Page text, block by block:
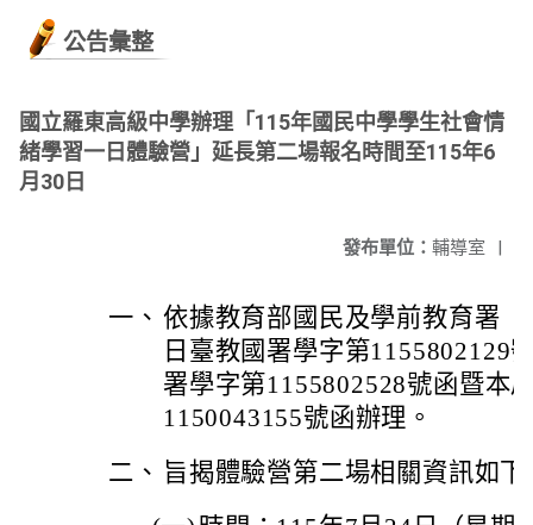
公告彙整
國立羅東高級中學辦理「115年國民中學學生社會情
緒學習一日體驗營」延長第二場報名時間至115年6
月30日
發布單位： 輔導室 |
一、 依據教育部國民及學前教育署
日臺教國署學字第1155802129
署學字第1155802528號函暨本
1150043155號函辦理。
二、 旨揭體驗營第二場相關資訊如下